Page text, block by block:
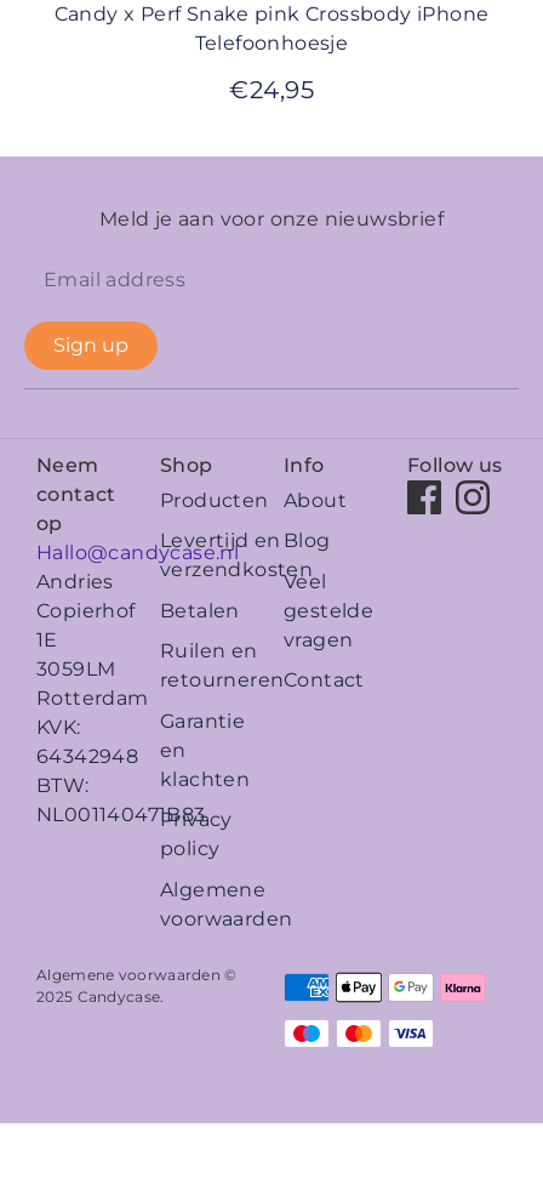
Candy x Perf Snake pink Crossbody iPhone
Telefoonhoesje
€24,95
Meld je aan voor onze nieuwsbrief
Sign up
Neem
contact
op
Hallo@candycase.nl
Andries
Copierhof
1E
3059LM
Rotterdam
KVK:
64342948
BTW:
NL001140471B83
Shop
Producten
Levertijd en
verzendkosten
Betalen
Ruilen en
retourneren
Garantie
en
klachten
Privacy
policy
Algemene
voorwaarden
Info
About
Blog
Veel
gestelde
vragen
Contact
Follow us
Algemene voorwaarden ©
2025 Candycase